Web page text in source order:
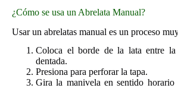
¿Cómo se usa un Abrelata Manual?
Usar un abrelatas manual es un proceso
Coloca el borde de la lata entre
dentada.
Presiona para perforar la tapa.
Gira la manivela en sentido horario